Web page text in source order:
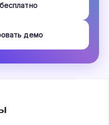
демо